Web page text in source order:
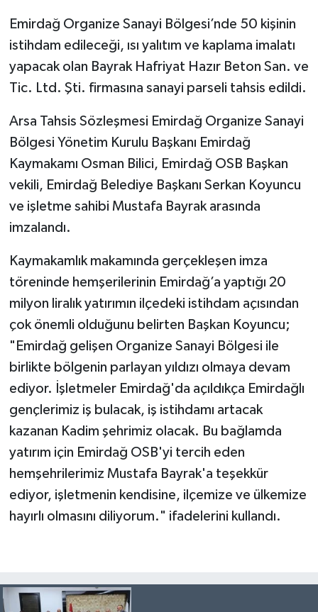
Emirdağ Organize Sanayi Bölgesi’nde 50 kişinin
istihdam edileceği, ısı yalıtım ve kaplama imalatı
yapacak olan Bayrak Hafriyat Hazır Beton San. ve
Tic. Ltd. Şti. firmasına sanayi parseli tahsis edildi.
Arsa Tahsis Sözleşmesi Emirdağ Organize Sanayi
Bölgesi Yönetim Kurulu Başkanı Emirdağ
Kaymakamı Osman Bilici, Emirdağ OSB Başkan
vekili, Emirdağ Belediye Başkanı Serkan Koyuncu
ve işletme sahibi Mustafa Bayrak arasında
imzalandı.
Kaymakamlık makamında gerçekleşen imza
töreninde hemşerilerinin Emirdağ’a yaptığı 20
milyon liralık yatırımın ilçedeki istihdam açısından
çok önemli olduğunu belirten Başkan Koyuncu;
"Emirdağ gelişen Organize Sanayi Bölgesi ile
birlikte bölgenin parlayan yıldızı olmaya devam
ediyor. İşletmeler Emirdağ'da açıldıkça Emirdağlı
gençlerimiz iş bulacak, iş istihdamı artacak
kazanan Kadim şehrimiz olacak. Bu bağlamda
yatırım için Emirdağ OSB'yi tercih eden
hemşehrilerimiz Mustafa Bayrak'a teşekkür
ediyor, işletmenin kendisine, ilçemize ve ülkemize
hayırlı olmasını diliyorum." ifadelerini kullandı.